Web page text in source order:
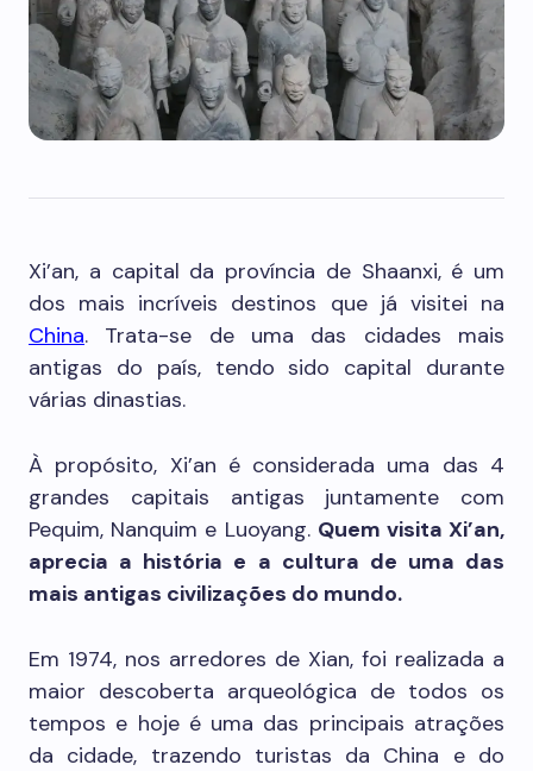
Xi’an, a capital da província de Shaanxi, é um
dos mais incríveis destinos que já visitei na
China. Trata-se de uma das cidades mais
antigas do país, tendo sido capital durante
várias dinastias.
À propósito, Xi’an é considerada uma das 4
grandes capitais antigas juntamente com
Pequim, Nanquim e Luoyang. Quem visita Xi’an,
aprecia a história e a cultura de uma das
mais antigas civilizações do mundo.
Em 1974, nos arredores de Xian, foi realizada a
maior descoberta arqueológica de todos os
tempos e hoje é uma das principais atrações
da cidade, trazendo turistas da China e do